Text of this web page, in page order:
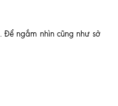
Để ngắm nhìn cũng như sở